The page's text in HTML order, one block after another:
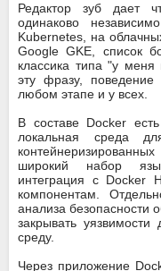
Редактор зуб дает
одинаково
Kubernetes, на
Google GKE, список
классика типа "у
эту фразу,
любом этапе и у всех.
В составе Docker
локальная среда
широкий набор
интеграция с Docker
компонентам.
анализа безопасности
закрывать
среду.
Через приложение